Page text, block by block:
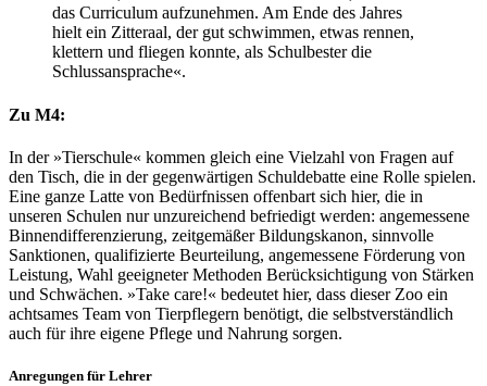
das Curriculum aufzunehmen. Am Ende des Jahres
hielt ein Zitteraal, der gut schwimmen, etwas rennen,
klettern und fliegen konnte, als Schulbester die
Schlussansprache«.
Zu M4:
In der »Tierschule« kommen gleich eine Vielzahl von Fragen auf
den Tisch, die in der gegenwärtigen Schuldebatte eine Rolle spielen.
Eine ganze Latte von Bedürfnissen offenbart sich hier, die in
unseren Schulen nur unzureichend befriedigt werden: angemessene
Binnendifferenzierung, zeitgemäßer Bildungskanon, sinnvolle
Sanktionen, qualifizierte Beurteilung, angemessene Förderung von
Leistung, Wahl geeigneter Methoden Berücksichtigung von Stärken
und Schwächen. »Take care!« bedeutet hier, dass dieser Zoo ein
achtsames Team von Tierpflegern benötigt, die selbstverständlich
auch für ihre eigene Pflege und Nahrung sorgen.
Anregungen für Lehrer